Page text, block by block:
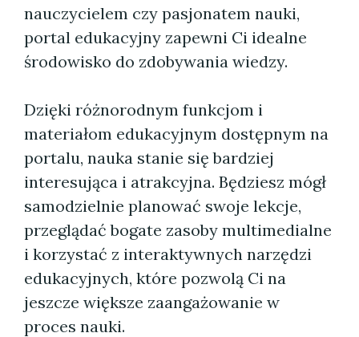
nauczycielem czy pasjonatem nauki,
portal edukacyjny zapewni Ci idealne
środowisko do zdobywania wiedzy.
Dzięki różnorodnym funkcjom i
materiałom edukacyjnym dostępnym na
portalu, nauka stanie się bardziej
interesująca i atrakcyjna. Będziesz mógł
samodzielnie planować swoje lekcje,
przeglądać bogate zasoby multimedialne
i korzystać z interaktywnych narzędzi
edukacyjnych, które pozwolą Ci na
jeszcze większe zaangażowanie w
proces nauki.